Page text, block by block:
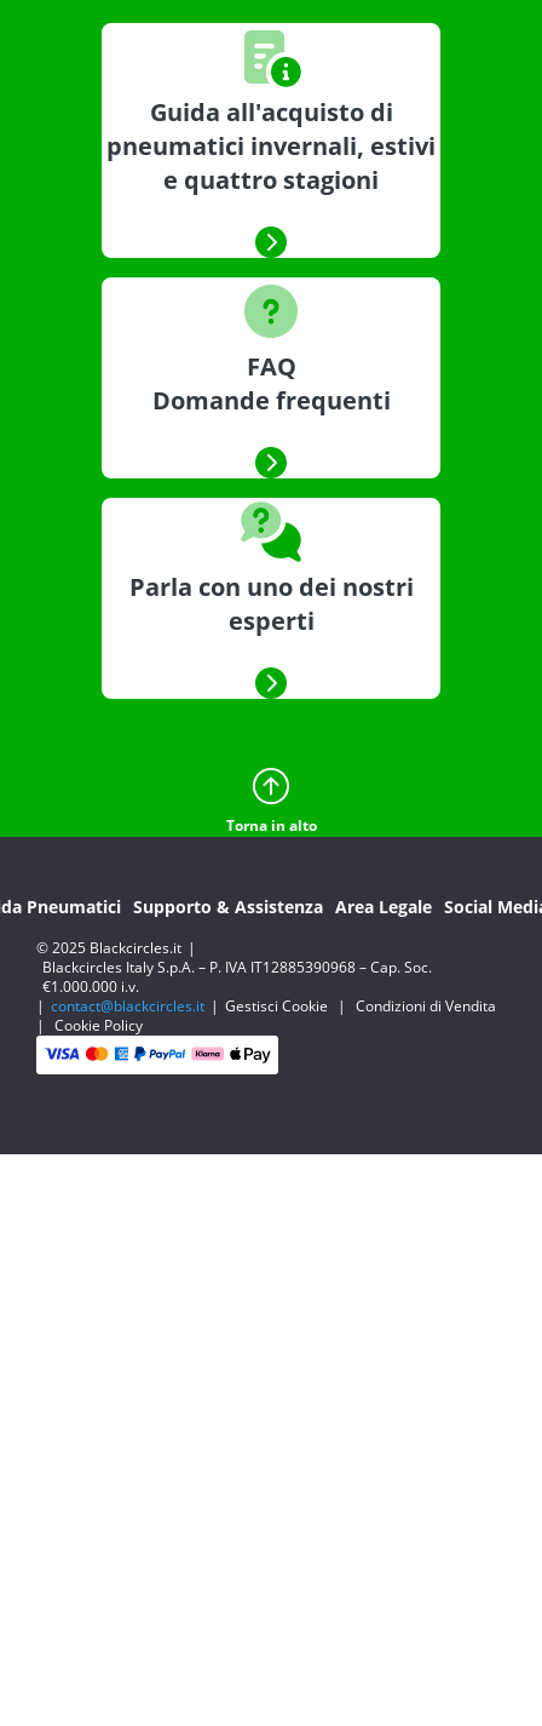
Guida all'acquisto di
pneumatici invernali, estivi
e quattro stagioni
FAQ
Domande frequenti
Parla con uno dei nostri
esperti
Torna in alto
Pneumatici Supporto & Assistenza Area Legale Social
© 2025 Blackcircles.it |
Blackcircles Italy S.p.A. – P. IVA IT12885390968 – Cap. Soc.
€1.000.000 i.v.
| contact@blackcircles.it | Gestisci Cookie |
Condizioni di Vendita
|
Cookie Policy